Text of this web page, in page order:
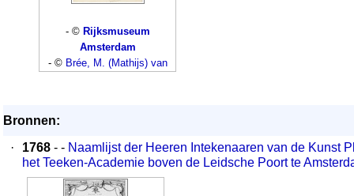
- © Rijksmuseum
Amsterdam
- © Brée, M. (Mathijs) van
Bronnen:
·
1768 - - Naamlijst der Heeren Intekenaaren van de Kunst
het Teeken-Academie boven de Leidsche Poort te